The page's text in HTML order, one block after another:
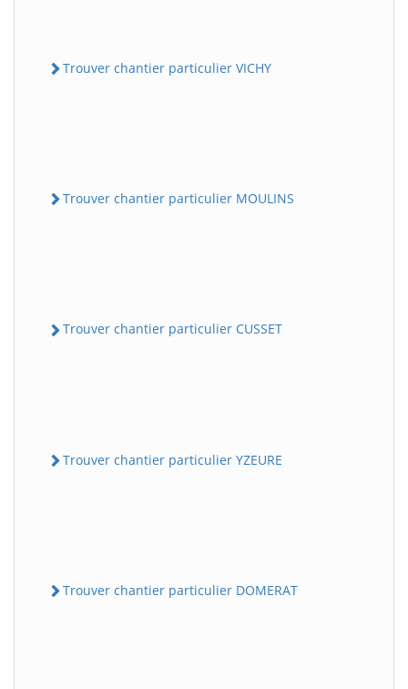
Trouver chantier particulier VICHY
Trouver chantier particulier MOULINS
Trouver chantier particulier CUSSET
Trouver chantier particulier YZEURE
Trouver chantier particulier DOMERAT